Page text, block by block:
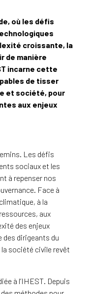
où les défis
croissante, la
de manière
incarne cette
de tisser
et société, pour
aux enjeux
Les défis
sociaux et les
à repenser nos
Face à
à la
aux
des enjeux
dirigeants du
société civile revêt
à l’IHEST. Depuis